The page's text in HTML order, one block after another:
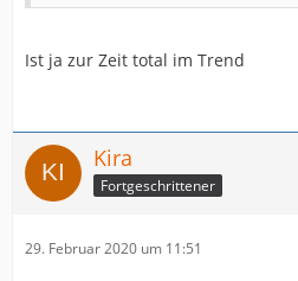
Ist ja zur Zeit total im Trend
Kira
Fortgeschrittener
29. Februar 2020 um 11:51